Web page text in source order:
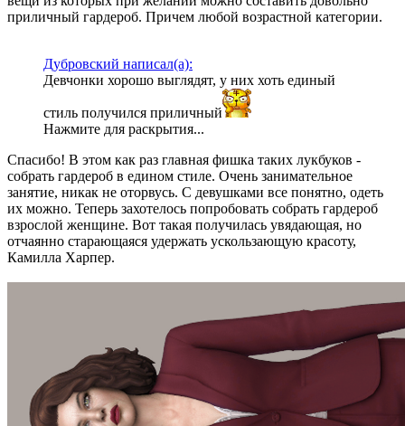
приличный гардероб. Причем любой возрастной категории.
Дубровский написал(а):
Девчонки хорошо выглядят, у них хоть единый
стиль получился приличный
Нажмите для раскрытия...
Спасибо! В этом как раз главная фишка таких лукбуков -
собрать гардероб в едином стиле. Очень занимательное
занятие, никак не оторвусь. С девушками все понятно, одеть
их можно. Теперь захотелось попробовать собрать гардероб
взрослой женщине. Вот такая получилась увядающая, но
отчаянно старающаяся удержать ускользающую красоту,
Камилла Харпер.